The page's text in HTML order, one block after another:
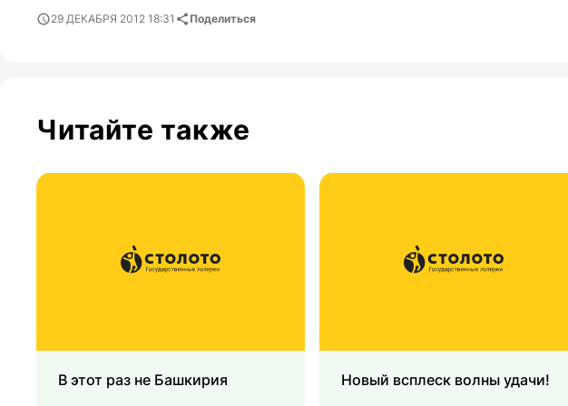
29 ДЕКАБРЯ 2012 18:31 Поделиться
Читайте также
В этот раз не Башкирия Новый всплеск волны удачи!